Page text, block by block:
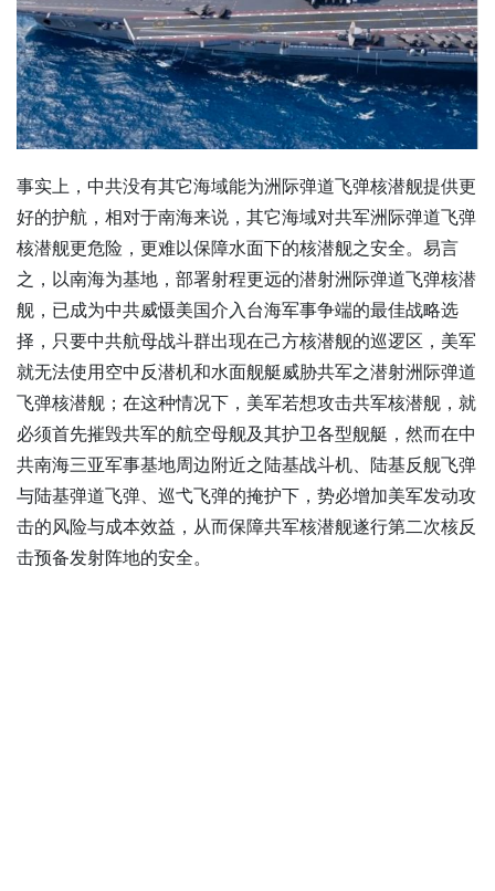
事实上，中共没有其它海域能为洲际弹道飞弹核潜舰提供更
好的护航，相对于南海来说，其它海域对共军洲际弹道飞弹
核潜舰更危险，更难以保障水面下的核潜舰之安全。易言
之，以南海为基地，部署射程更远的潜射洲际弹道飞弹核潜
舰，已成为中共威慑美国介入台海军事争端的最佳战略选
择，只要中共航母战斗群出现在己方核潜舰的巡逻区，美军
就无法使用空中反潜机和水面舰艇威胁共军之潜射洲际弹道
飞弹核潜舰；在这种情况下，美军若想攻击共军核潜舰，就
必须首先摧毁共军的航空母舰及其护卫各型舰艇，然而在中
共南海三亚军事基地周边附近之陆基战斗机、陆基反舰飞弹
与陆基弹道飞弹、巡弋飞弹的掩护下，势必增加美军发动攻
击的风险与成本效益，从而保障共军核潜舰遂行第二次核反
击预备发射阵地的安全。